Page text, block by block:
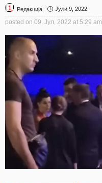
Редакција Јули 9, 2022
posted on 09. Јул, 2022 at 5:29 am